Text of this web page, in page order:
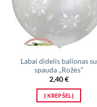
Labai didelis balionas su
spauda ,,Rožės”
2,40€
Į KREPŠELĮ